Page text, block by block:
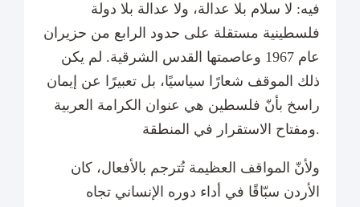
فيه: لا سلام بلا عدالة، ولا عدالة بلا دولة
فلسطينية مستقلة على حدود الرابع من حزيران
عام 1967 وعاصمتها القدس الشرقية. لم يكن
ذلك الموقف شعارًا سياسيًا، بل تعبيرًا عن إيمان
راسخ بأنّ فلسطين هي عنوان الكرامة العربية
ومفتاح الاستقرار في المنطقة.
ولأنّ المواقف العظيمة تُترجم بالأفعال، كان
الأردن سبّاقًا في أداء دوره الإنساني تجاه